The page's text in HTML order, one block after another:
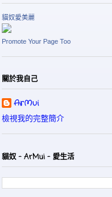
貓奴愛美麗
Promote Your Page Too
關於我自己
ArMui
檢視我的完整簡介
貓奴 - ArMui - 愛生活